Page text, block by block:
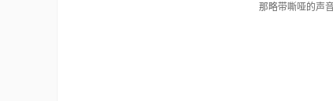
那略带嘶哑的声